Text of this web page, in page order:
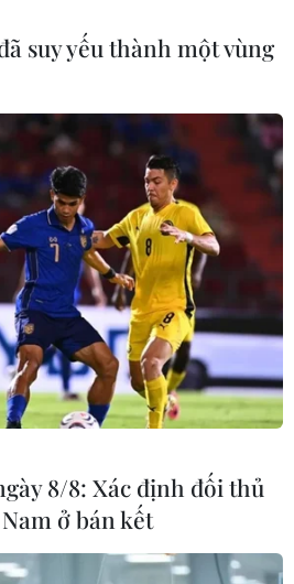
hành với Hội Chữ
nghèo
kêu gọi các cơ quan, tổ
tổ chức quốc tế, các nhà hảo
hành với Hội Chữ thập Đỏ trong
người nghèo.
suy yếu thành một vùng
8/8: Xác định đối thủ
ở bán kết